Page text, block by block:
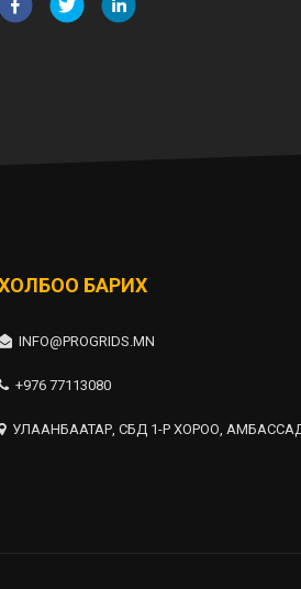
БАРИХ
INFO@PROGRIDS.MN
+976 77113080
УЛААНБААТАР, СБД 1-Р ХОРОО,